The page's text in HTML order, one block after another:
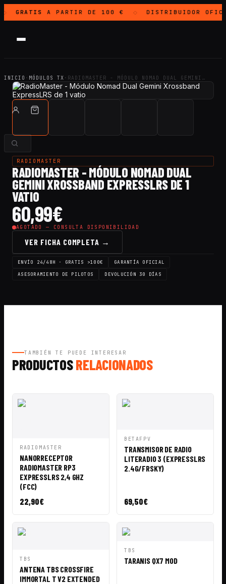
GRATISA PARTIR DE 100 € ◇ DISTRIBUIDOR
INICIO · MÓDULOS TX · RADIOMASTER - MÓDULO NOMAD DUAL GEMINI…
RADIOMASTER
RADIOMASTER - MÓDULO NOMAD DUAL
GEMINI XROSSBAND EXPRESSLRS DE 1
VATIO
60,99€
AGOTADO — CONSULTA DISPONIBILIDAD
VER FICHA COMPLETA →
ENVÍO 24/48H · GRATIS >100€
GARANTÍA OFICIAL
ASESORAMIENTO DE PILOTOS
DEVOLUCIÓN 30 DÍAS
TAMBIÉN TE PUEDE INTERESAR
PRODUCTOSRELACIONADOS
VISTA
RADIOMASTER
NANORRECEPTOR
RADIOMASTER RP3
EXPRESSLRS 2,4 GHZ
(FCC)
22,90€
VISTA
BETAFPV
TRANSMISOR DE RADIO
LITERADIO 3 (EXPRESSLRS
2.4G/FRSKY)
69,50€
VISTA
TBS
ANTENA TBS CROSSFIRE
IMMORTAL T V2 EXTENDED
VISTA
TBS
TARANIS QX7 MOD